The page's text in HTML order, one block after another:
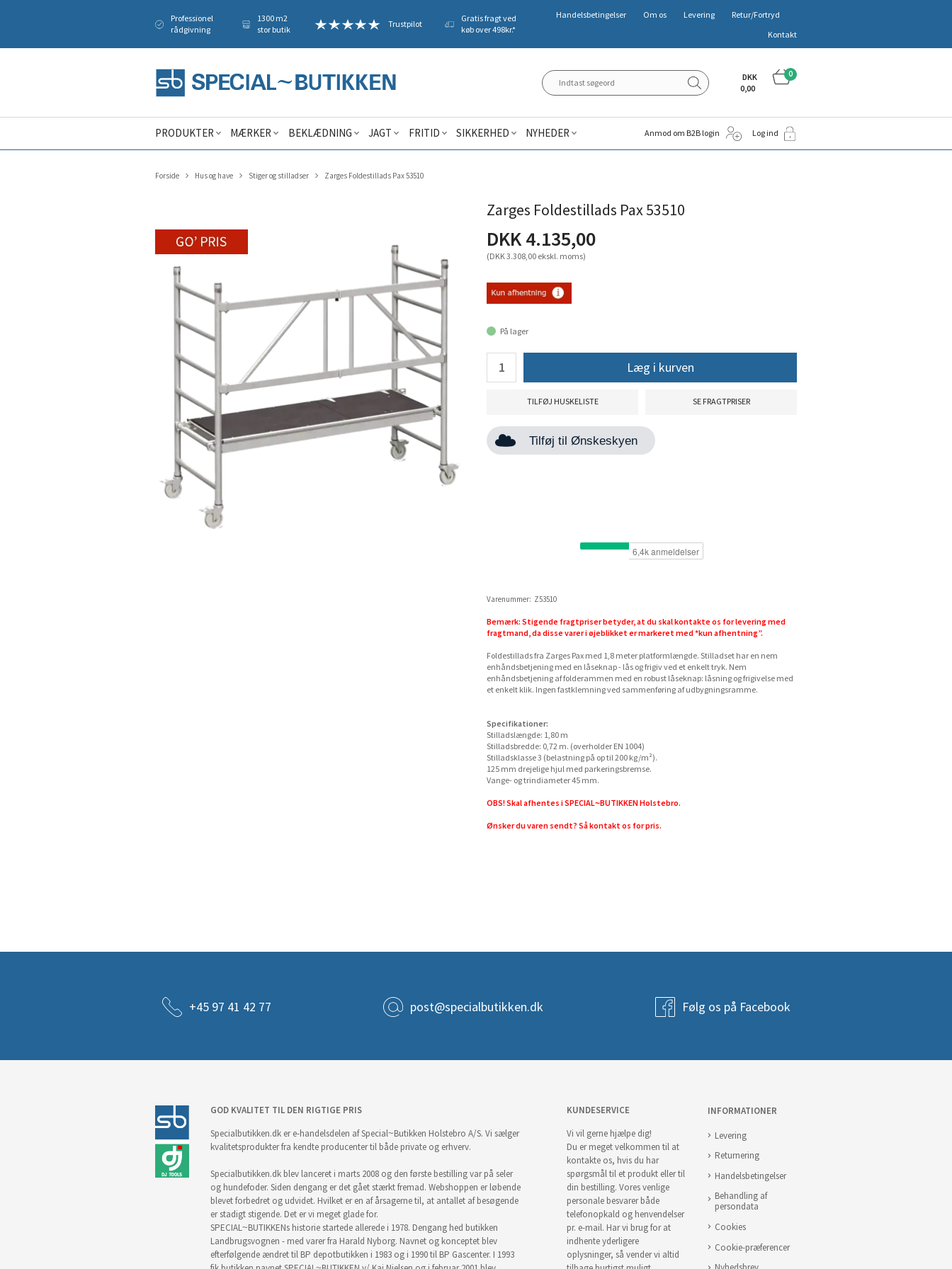
Professionel
rådgivning
1300 m2
stor butik
Trustpilot
Gratis fragt ved
køb over 498kr.*
Handelsbetingelser Om os Levering
Retur/Fortryd
Kontakt
0
DKK
0,00
PRODUKTER MÆRKER BEKLÆDNING JAGT FRITID SIKKERHED NYHEDER Anmod om B2B login Log ind
Forside Hus og have Stiger og stilladser Zarges Foldestillads Pax 53510
Zarges Foldestillads Pax 53510
DKK 4.135,00
(DKK 3.308,00 ekskl. moms)
På lager
Læg i kurven
TILFØJ HUSKELISTE SE FRAGTPRISER
Tilføj til Ønskeskyen
Varenummer: Z53510
Bemærk: Stigende fragtpriser betyder, at du skal kontakte os for levering med
fragtmand, da disse varer i øjeblikket er markeret med *kun afhentning”.
Foldestillads fra Zarges Pax med 1,8 meter platformlængde. Stilladset har en nem
enhåndsbetjening med en låseknap - lås og frigiv ved et enkelt tryk. Nem
enhåndsbetjening af folderammen med en robust låseknap: låsning og frigivelse med
et enkelt klik. Ingen fastklemning ved sammenføring af udbygningsramme.
Specifikationer:
Stilladslængde: 1,80 m
Stilladsbredde: 0,72 m. (overholder EN 1004)
Stilladsklasse 3 (belastning på op til 200 kg/m²).
125 mm drejelige hjul med parkeringsbremse.
Vange- og trindiameter 45 mm.
OBS! Skal afhentes i SPECIAL~BUTIKKEN Holstebro.
Ønsker du varen sendt? Så kontakt os for pris.
+45 97 41 42 77 post@specialbutikken.dk Følg os på Facebook
GOD KVALITET TIL DEN RIGTIGE PRIS
Specialbutikken.dk er e-handelsdelen af Special~Butikken Holstebro A/S. Vi sælger
kvalitetsprodukter fra kendte producenter til både private og erhverv.
Specialbutikken.dk blev lanceret i marts 2008 og den første bestilling var på seler
og hundefoder. Siden dengang er det gået stærkt fremad. Webshoppen er løbende
blevet forbedret og udvidet. Hvilket er en af årsagerne til, at antallet af besøgende
er stadigt stigende. Det er vi meget glade for.
SPECIAL~BUTIKKENs historie startede allerede i 1978. Dengang hed butikken
Landbrugsvognen - med varer fra Harald Nyborg. Navnet og konceptet blev
efterfølgende ændret til BP depotbutikken i 1983 og i 1990 til BP Gascenter. I 1993
KUNDESERVICE
Vi vil gerne hjælpe dig!
Du er meget velkommen til at
kontakte os, hvis du har
spørgsmål til et produkt eller til
din bestilling. Vores venlige
personale besvarer både
telefonopkald og henvendelser
pr. e-mail. Har vi brug for at
indhente yderligere
oplysninger, så vender vi altid
INFORMATIONER
Levering
Returnering
Handelsbetingelser
Behandling af
persondata
Cookies
Cookie-præferencer